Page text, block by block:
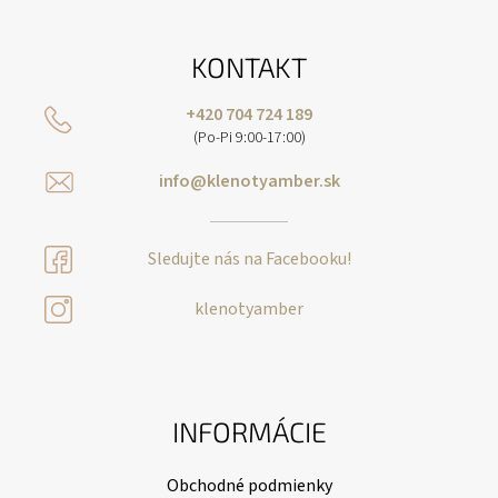
KONTAKT
+420 704 724 189
(Po-Pi 9:00-17:00)
info@klenotyamber.sk
Sledujte nás na Facebooku!
klenotyamber
INFORMÁCIE
Obchodné podmienky